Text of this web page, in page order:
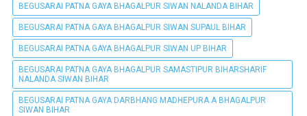
BEGUSARAI PATNA GAYA BHAGALPUR SIWAN NALANDA BIHAR
BEGUSARAI PATNA GAYA BHAGALPUR SIWAN SUPAUL BIHAR
BEGUSARAI PATNA GAYA BHAGALPUR SIWAN UP BIHAR
BEGUSARAI PATNA GAYA BHAGALPUR SAMASTIPUR BIHARSHARIF
NALANDA SIWAN BIHAR
BEGUSARAI PATNA GAYA DARBHANG MADHEPURA A BHAGALPUR
SIWAN BIHAR